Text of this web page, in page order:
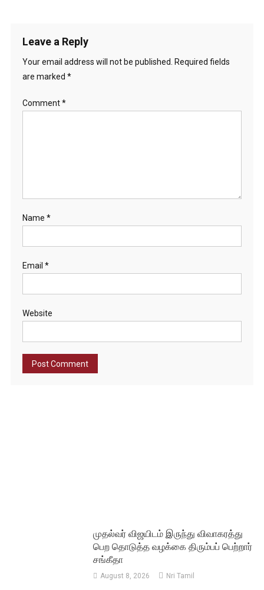
Leave a Reply
Your email address will not be published.
Required fields
are marked *
Comment*
Name *
Email *
Website
முதல்வர் விஜயிடம் இருந்து விவாகரத்து
பெற தொடுத்த வழக்கை திரும்பப் பெற்றார்
சங்கீதா
August 8, 2026 Nri Tamil